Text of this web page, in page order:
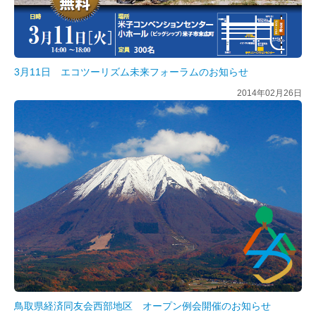
3月11日 エコツーリズム未来フォーラムのお知らせ
2014年02月26日
鳥取県経済同友会西部地区 オープン例会開催のお知らせ